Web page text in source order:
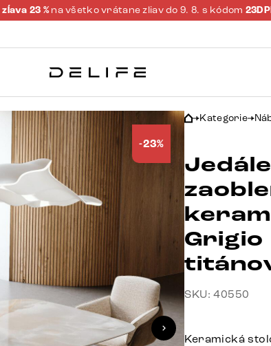
zĺava 23 % na všetko vrátane zliav do 9. 8. s kódom
-23%
Kategorie
SKU: 40550
Keramická